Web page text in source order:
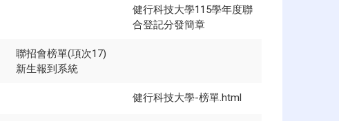
健行科技大學115學年度聯
合登記分發簡章
聯招會榜單(項次17)
新生報到系統
健行科技大學-榜單.html